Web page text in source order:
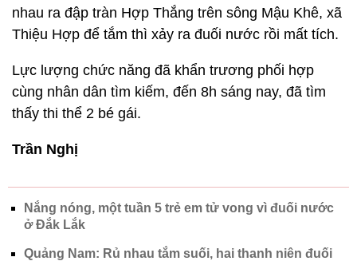
nhau ra đập tràn Hợp Thắng trên sông Mậu Khê, xã
Thiệu Hợp để tắm thì xảy ra đuối nước rồi mất tích.
Lực lượng chức năng đã khẩn trương phối hợp
cùng nhân dân tìm kiếm, đến 8h sáng nay, đã tìm
thấy thi thể 2 bé gái.
Trần Nghị
Nắng nóng, một tuần 5 trẻ em tử vong vì đuối nước
ở Đắk Lắk
Quảng Nam: Rủ nhau tắm suối, hai thanh niên đuối